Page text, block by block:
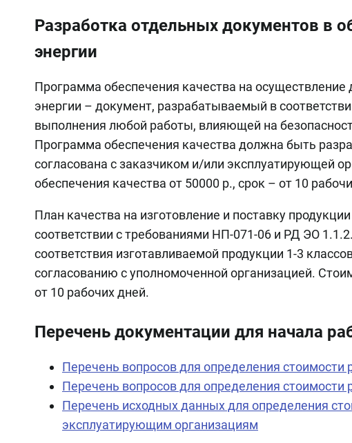
Разработка отдельных документов в
энергии
Программа обеспечения качества на осуществление
энергии – документ, разрабатываемый в
выполнения любой работы, влияющей на
Программа обеспечения качества должна быть
согласована с заказчиком и/или эксплуатирующей
обеспечения качества от 50000 р., срок – от 10
План качества на изготовление и поставку
соответствии с требованиями НП-071-06 и РД ЭО
соответствия изготавливаемой продукции 1-3
согласованию с уполномоченной организацией.
от 10 рабочих дней.
Перечень документации для начала
Перечень вопросов для определения стоимости
Перечень вопросов для определения
Перечень исходных данных для определения
эксплуатирующим организациям